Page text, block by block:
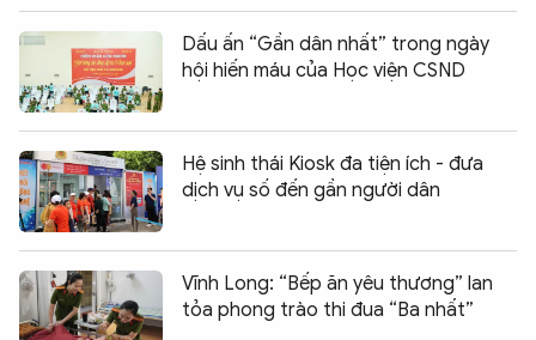
Dấu ấn “Gần dân nhất” trong ngày
hội hiến máu của Học viện CSND
Hệ sinh thái Kiosk đa tiện ích - đưa
dịch vụ số đến gần người dân
Vĩnh Long: “Bếp ăn yêu thương” lan
tỏa phong trào thi đua “Ba nhất”